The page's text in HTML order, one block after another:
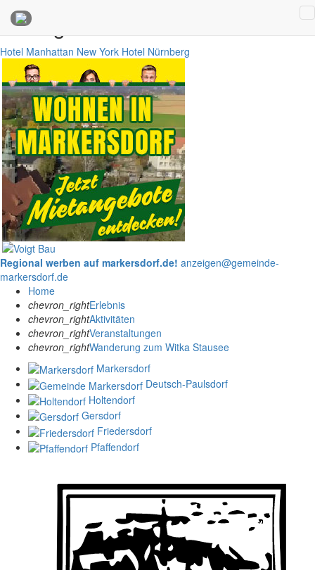
Anzeigen
Hotel Manhattan New York Hotel Nürnberg
Regional werben auf markersdorf.de! anzeigen@gemeinde-
markersdorf.de
Home
chevron_rightErlebnis
chevron_rightAktivitäten
chevron_rightVeranstaltungen
chevron_rightWanderung zum Witka Stausee
Markersdorf
Deutsch-Paulsdorf
Holtendorf
Gersdorf
Friedersdorf
Pfaffendorf